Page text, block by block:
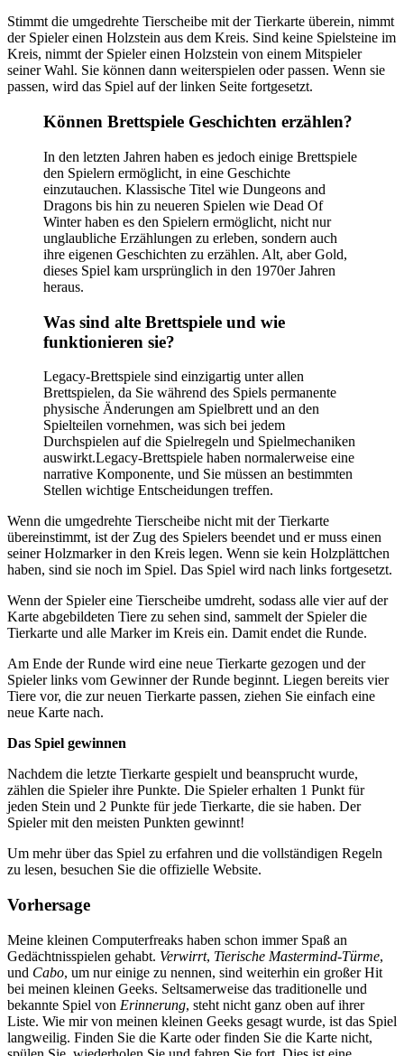
Stimmt die umgedrehte Tierscheibe mit der Tierkarte überein, nimmt
der Spieler einen Holzstein aus dem Kreis. Sind keine Spielsteine ​​im
Kreis, nimmt der Spieler einen Holzstein von einem Mitspieler
seiner Wahl. Sie können dann weiterspielen oder passen. Wenn sie
passen, wird das Spiel auf der linken Seite fortgesetzt.
Können Brettspiele Geschichten erzählen?
In den letzten Jahren haben es jedoch einige Brettspiele
den Spielern ermöglicht, in eine Geschichte
einzutauchen. Klassische Titel wie Dungeons and
Dragons bis hin zu neueren Spielen wie Dead Of
Winter haben es den Spielern ermöglicht, nicht nur
unglaubliche Erzählungen zu erleben, sondern auch
ihre eigenen Geschichten zu erzählen. Alt, aber Gold,
dieses Spiel kam ursprünglich in den 1970er Jahren
heraus.
Was sind alte Brettspiele und wie
funktionieren sie?
Legacy-Brettspiele sind einzigartig unter allen
Brettspielen, da Sie während des Spiels permanente
physische Änderungen am Spielbrett und an den
Spielteilen vornehmen, was sich bei jedem
Durchspielen auf die Spielregeln und Spielmechaniken
auswirkt.Legacy-Brettspiele haben normalerweise eine
narrative Komponente, und Sie müssen an bestimmten
Stellen wichtige Entscheidungen treffen.
Wenn die umgedrehte Tierscheibe nicht mit der Tierkarte
übereinstimmt, ist der Zug des Spielers beendet und er muss einen
seiner Holzmarker in den Kreis legen. Wenn sie kein Holzplättchen
haben, sind sie noch im Spiel. Das Spiel wird nach links fortgesetzt.
Wenn der Spieler eine Tierscheibe umdreht, sodass alle vier auf der
Karte abgebildeten Tiere zu sehen sind, sammelt der Spieler die
Tierkarte und alle Marker im Kreis ein. Damit endet die Runde.
Am Ende der Runde wird eine neue Tierkarte gezogen und der
Spieler links vom Gewinner der Runde beginnt. Liegen bereits vier
Tiere vor, die zur neuen Tierkarte passen, ziehen Sie einfach eine
neue Karte nach.
Das Spiel gewinnen
Nachdem die letzte Tierkarte gespielt und beansprucht wurde,
zählen die Spieler ihre Punkte. Die Spieler erhalten 1 Punkt für
jeden Stein und 2 Punkte für jede Tierkarte, die sie haben. Der
Spieler mit den meisten Punkten gewinnt!
Um mehr über das Spiel zu erfahren und die vollständigen Regeln
zu lesen, besuchen Sie die offizielle Website.
Vorhersage
Meine kleinen Computerfreaks haben schon immer Spaß an
Gedächtnisspielen gehabt. Verwirrt, Tierische Mastermind-Türme,
und Cabo, um nur einige zu nennen, sind weiterhin ein großer Hit
bei meinen kleinen Geeks. Seltsamerweise das traditionelle und
bekannte Spiel von Erinnerung, steht nicht ganz oben auf ihrer
Liste. Wie mir von meinen kleinen Geeks gesagt wurde, ist das Spiel
langweilig. Finden Sie die Karte oder finden Sie die Karte nicht,